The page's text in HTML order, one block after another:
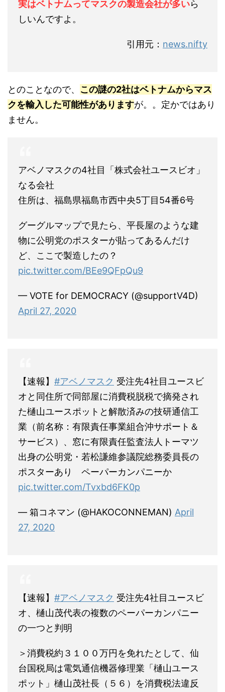
実はベトナムってマスクの製造会社が多いら
しいんですよ。
引用元： news.nifty
とのことなので、 この謎の2社はベトナムからマス
クを輸入した可能性がありますが。。定かではあり
ません。
アベノマスクの4社目「株式会社ユースビオ」
なる会社
住所は、福島県福島市西中央5丁目54番6号
グーグルマップで見たら、平長屋のような建
物に公明党のポスターが貼ってあるんだけ
ど、ここで製造したの？
pic.twitter.com/BEe9QFpQu9
— VOTE for DEMOCRACY (@supportV4D)
April 27, 2020
【速報】 #アベノマスク 受注先4社目ユースビ
オと同住所で同部屋に消費税脱税で摘発され
た樋山ユースポットと解散済みの技研通信工
業（前名称：有限責任事業組合沖サポート＆
サービス）、窓に有限責任監査法人トーマツ
出身の公明党・若松謙維参議院総務委員長の
ポスターあり ペーパーカンパニーか
pic.twitter.com/Tvxbd6FK0p
— 箱コネマン (@HAKOCONNEMAN) April
27, 2020
【速報】 #アベノマスク 受注先4社目ユースビ
オ、樋山茂代表の複数のペーパーカンパニー
の一つと判明
＞消費税約３１００万円を免れたとして、仙
台国税局は電気通信機器修理業「樋山ユース
ポット」樋山茂社長（５６）を消費税法違反